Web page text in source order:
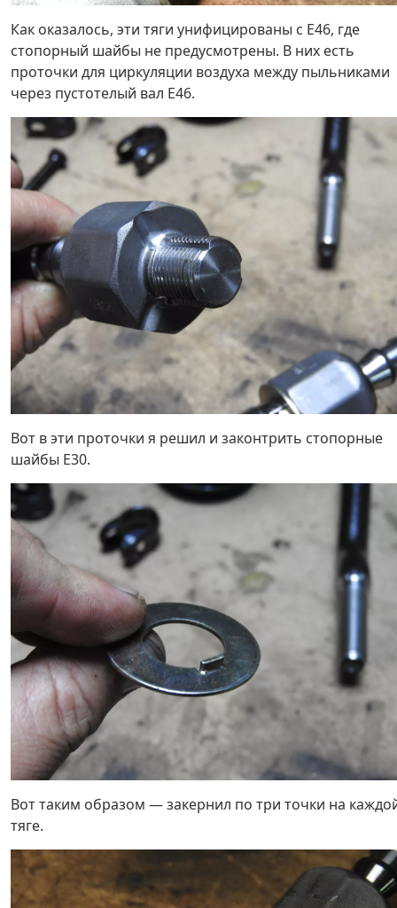
Как оказалось, эти тяги унифицированы с Е46, где
стопорный шайбы не предусмотрены. В них есть
проточки для циркуляции воздуха между пыльниками
через пустотелый вал Е46.
Вот в эти проточки я решил и законтрить стопорные
шайбы Е30.
Вот таким образом — закернил по три точки на
тяге.